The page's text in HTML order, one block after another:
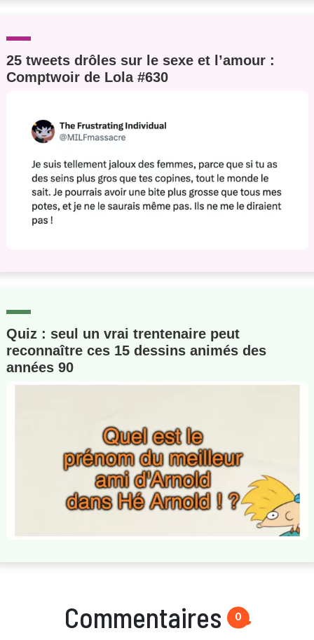
25 tweets drôles sur le sexe et l’amour :
Comptwoir de Lola #630
Quiz : seul un vrai trentenaire peut
reconnaître ces 15 dessins animés des
années 90
Commentaires 0